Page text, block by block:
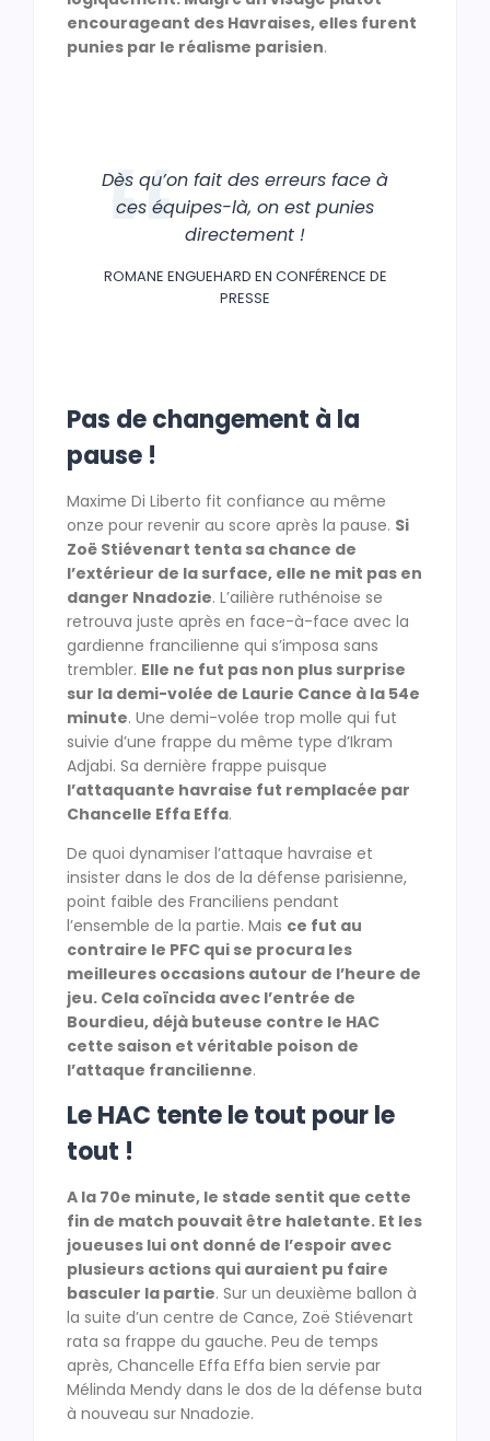
encourageant des Havraises, elles furent
punies par le réalisme parisien.
Dès qu’on fait des erreurs face à
ces équipes-là, on est punies
directement !
ROMANE ENGUEHARD EN CONFÉRENCE DE
PRESSE
Pas de changement à la
pause !
Maxime Di Liberto fit confiance au même
onze pour revenir au score après la pause. Si
Zoë Stiévenart tenta sa chance de
l’extérieur de la surface, elle ne mit pas en
danger Nnadozie. L’ailière ruthénoise se
retrouva juste après en face-à-face avec la
gardienne francilienne qui s’imposa sans
trembler. Elle ne fut pas non plus surprise
sur la demi-volée de Laurie Cance à la 54e
minute. Une demi-volée trop molle qui fut
suivie d’une frappe du même type d’Ikram
Adjabi. Sa dernière frappe puisque
l’attaquante havraise fut remplacée par
Chancelle Effa Effa.
De quoi dynamiser l’attaque havraise et
insister dans le dos de la défense parisienne,
point faible des Franciliens pendant
l’ensemble de la partie. Mais ce fut au
contraire le PFC qui se procura les
meilleures occasions autour de l’heure de
jeu. Cela coïncida avec l’entrée de
Bourdieu, déjà buteuse contre le HAC
cette saison et véritable poison de
l’attaque francilienne.
Le HAC tente le tout pour le
tout !
A la 70e minute, le stade sentit que cette
fin de match pouvait être haletante. Et les
joueuses lui ont donné de l’espoir avec
plusieurs actions qui auraient pu faire
basculer la partie. Sur un deuxième ballon à
la suite d’un centre de Cance, Zoë Stiévenart
rata sa frappe du gauche. Peu de temps
après, Chancelle Effa Effa bien servie par
Mélinda Mendy dans le dos de la défense buta
à nouveau sur Nnadozie.